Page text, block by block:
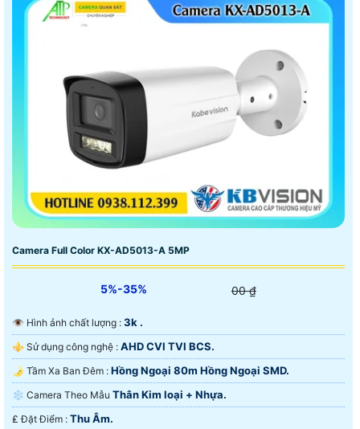
Camera Full Color KX-AD5013-A 5MP
5%-35% 00 ₫
👁 Hình ảnh chất lượng : 3k .
⚜️ Sử dụng công nghệ : AHD CVI TVI BCS.
🌛 Tầm Xa Ban Đêm : Hồng Ngoại 80m Hồng Ngoại SMD.
❄ Camera Theo Mẫu Thân Kim loại + Nhựa.
️₤ Đặt Điểm : Thu Âm.